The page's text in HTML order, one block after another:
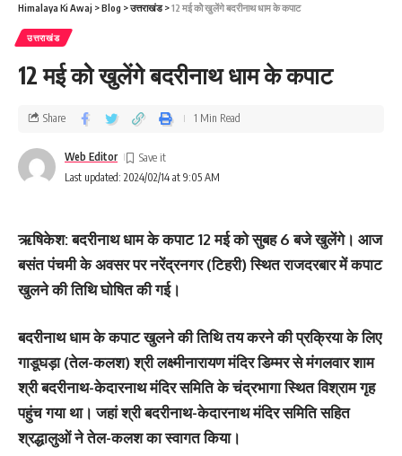
Himalaya Ki Awaj >Blog >उत्तराखंड>12 मई कोे खुलेंगे बदरीनाथ धाम के कपाट
उत्तराखंड
12 मई कोे खुलेंगे बदरीनाथ धाम के कपाट
Last updated: 2024/02/14 at 9:05 AM
Web Editor
Share 1 Min Read
ऋषिकेश: बदरीनाथ धाम के कपाट 12 मई को सुबह 6 बजे खुलेंगे। आज
बसंत पंचमी के अवसर पर नरेंद्रनगर (टिहरी) स्थित राजदरबार में कपाट
खुलने की तिथि घोषित की गई।
बदरीनाथ धाम के कपाट खुलने की तिथि तय करने की प्रक्रिया के लिए
गाडूघड़ा (तेल-कलश) श्री लक्ष्मीनारायण मंदिर डिम्मर से मंगलवार शाम
श्री बदरीनाथ-केदारनाथ मंदिर समिति के चंद्रभागा स्थित विश्राम गृह
पहुंच गया था। जहां श्री बदरीनाथ-केदारनाथ मंदिर समिति सहित
श्रद्धालुओं ने तेल-कलश का स्वागत किया।